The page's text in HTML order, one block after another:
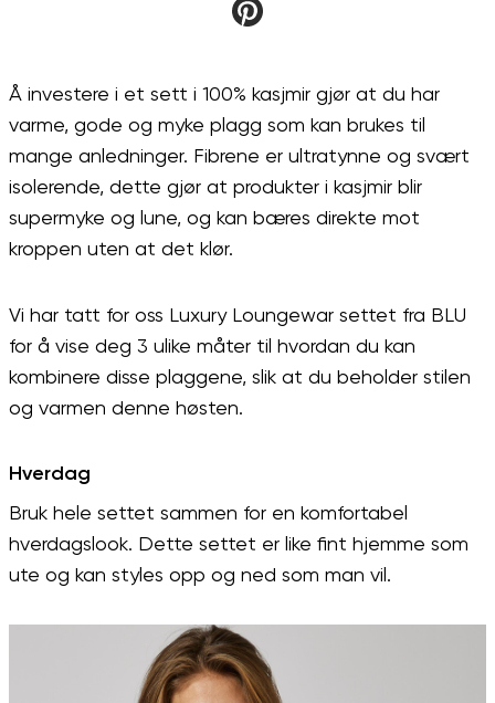
Å investere i et sett i 100% kasjmir gjør at du har
varme, gode og myke plagg som kan brukes til
mange anledninger. Fibrene er ultratynne og svært
isolerende, dette gjør at produkter i kasjmir blir
supermyke og lune, og kan bæres direkte mot
kroppen uten at det klør.
Vi har tatt for oss Luxury Loungewar settet fra BLU
for å vise deg 3 ulike måter til hvordan du kan
kombinere disse plaggene, slik at du beholder stilen
og varmen denne høsten.
Hverdag
Bruk hele settet sammen for en komfortabel
hverdagslook. Dette settet er like fint hjemme som
ute og kan styles opp og ned som man vil.